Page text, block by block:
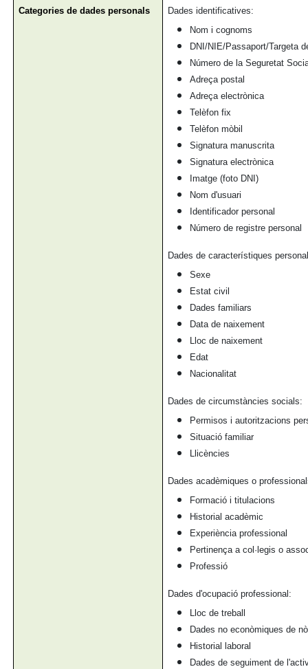
Categories de dades personals
Dades identificatives:
Nom i cognoms
DNI/NIE/Passaport/Targeta
Número de la Seguretat
Adreça postal
Adreça electrònica
Telèfon fix
Telèfon mòbil
Signatura manuscrita
Signatura electrònica
Imatge (foto DNI)
Nom d'usuari
Identificador personal
Número de registre personal
Dades de característiques
Sexe
Estat civil
Dades familiars
Data de naixement
Lloc de naixement
Edat
Nacionalitat
Dades de circumstàncies socials:
Permisos i autoritzacions
Situació familiar
Llicències
Dades acadèmiques o
Formació i titulacions
Historial acadèmic
Experiència professional
Pertinença a col·legis o
Professió
Dades d'ocupació professional:
Lloc de treball
Dades no econòmiques de
Historial laboral
Dades de seguiment de